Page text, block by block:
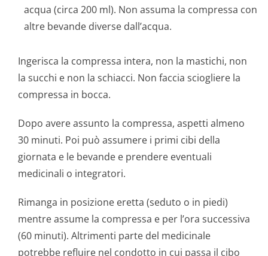
acqua (circa 200 ml). Non assuma la compressa con
altre bevande diverse dall’acqua.
Ingerisca la compressa intera, non la mastichi, non
la succhi e non la schiacci. Non faccia sciogliere la
compressa in bocca.
Dopo avere assunto la compressa, aspetti almeno
30 minuti. Poi può assumere i primi cibi della
giornata e le bevande e prendere eventuali
medicinali o integratori.
Rimanga in posizione eretta (seduto o in piedi)
mentre assume la compressa e per l’ora successiva
(60 minuti). Altrimenti parte del medicinale
potrebbe refluire nel condotto in cui passa il cibo